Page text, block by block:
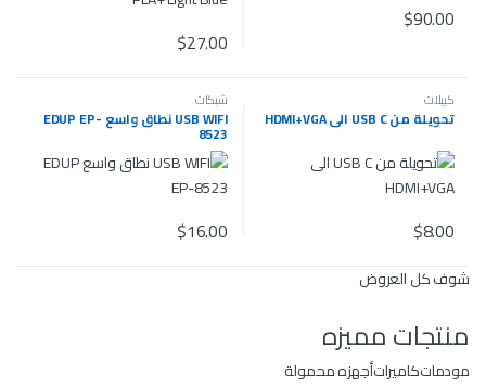
$90.00
$27.00
كيبلات
تحويلة من USB C الى HDMI+VGA
$8.00
شبكات
USB WIFI نطاق واسع EDUP EP-
8523
$16.00
شوف كل العروض
منتجات مميزه
مودماتكاميراتأجهزه محمولة